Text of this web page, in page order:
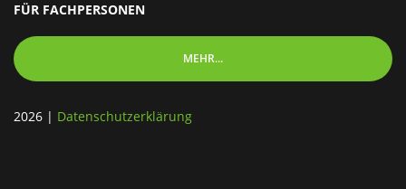
FÜR FACHPERSONEN
MEHR...
2026 | Datenschutzerklärung